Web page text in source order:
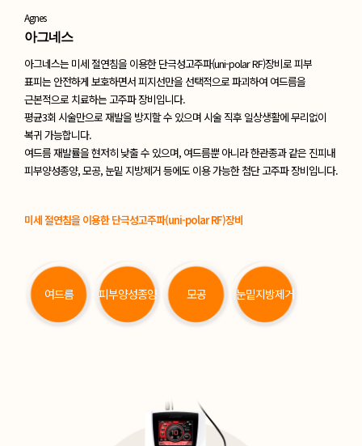
Agnes
아그네스
아그네스는 미세 절연침을 이용한 단극성고주파(uni-polar RF)장비로 피부
표피는 안전하게 보호하면서 피지선만을 선택적으로 파괴하여 여드름을
근본적으로 치료하는 고주파 장비입니다.
평균3회 시술만으로 재발을 방지할 수 있으며 시술 직후 일상생활에 무리없이
복귀 가능합니다.
여드름 재발률을 현저히 낮출 수 있으며, 여드름뿐 아니라 한관종과 같은 진피내
피부양성종양, 모공, 눈밑 지방제거 등에도 이용 가능한 첨단 고주파 장비입니다.
미세 절연침을 이용한 단극성고주파(uni-polar RF)장비
여드름 피부양성종양 모공 눈밑지방제거